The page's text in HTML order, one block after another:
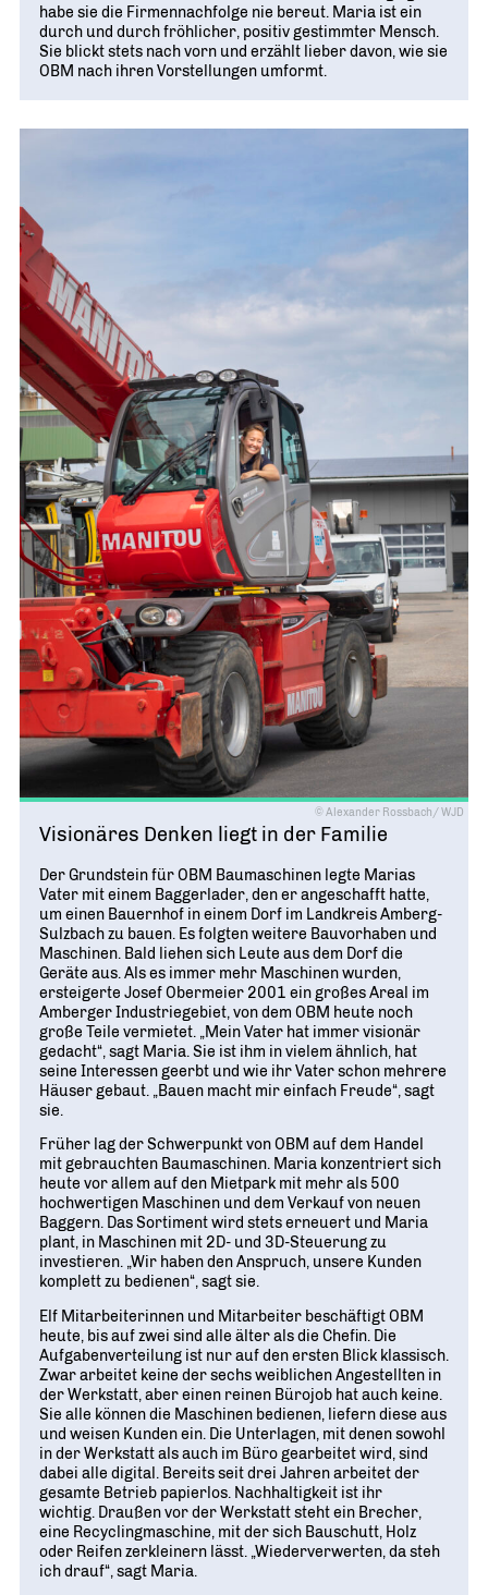
habe sie die Firmennachfolge nie bereut. Maria ist ein
durch und durch fröhlicher, positiv gestimmter Mensch.
Sie blickt stets nach vorn und erzählt lieber davon, wie sie
OBM nach ihren Vorstellungen umformt.
© Alexander Rossbach/ WJD
Visionäres Denken liegt in der Familie
Der Grundstein für OBM Baumaschinen legte Marias
Vater mit einem Baggerlader, den er angeschafft hatte,
um einen Bauernhof in einem Dorf im Landkreis Amberg-
Sulzbach zu bauen. Es folgten weitere Bauvorhaben und
Maschinen. Bald liehen sich Leute aus dem Dorf die
Geräte aus. Als es immer mehr Maschinen wurden,
ersteigerte Josef Obermeier 2001 ein großes Areal im
Amberger Industriegebiet, von dem OBM heute noch
große Teile vermietet. „Mein Vater hat immer visionär
gedacht“, sagt Maria. Sie ist ihm in vielem ähnlich, hat
seine Interessen geerbt und wie ihr Vater schon mehrere
Häuser gebaut. „Bauen macht mir einfach Freude“, sagt
sie.
Früher lag der Schwerpunkt von OBM auf dem Handel
mit gebrauchten Baumaschinen. Maria konzentriert sich
heute vor allem auf den Mietpark mit mehr als 500
hochwertigen Maschinen und dem Verkauf von neuen
Baggern. Das Sortiment wird stets erneuert und Maria
plant, in Maschinen mit 2D- und 3D-Steuerung zu
investieren. „Wir haben den Anspruch, unsere Kunden
komplett zu bedienen“, sagt sie.
Elf Mitarbeiterinnen und Mitarbeiter beschäftigt OBM
heute, bis auf zwei sind alle älter als die Chefin. Die
Aufgabenverteilung ist nur auf den ersten Blick klassisch.
Zwar arbeitet keine der sechs weiblichen Angestellten in
der Werkstatt, aber einen reinen Bürojob hat auch keine.
Sie alle können die Maschinen bedienen, liefern diese aus
und weisen Kunden ein. Die Unterlagen, mit denen sowohl
in der Werkstatt als auch im Büro gearbeitet wird, sind
dabei alle digital. Bereits seit drei Jahren arbeitet der
gesamte Betrieb papierlos. Nachhaltigkeit ist ihr
wichtig. Draußen vor der Werkstatt steht ein Brecher,
eine Recyclingmaschine, mit der sich Bauschutt, Holz
oder Reifen zerkleinern lässt. „Wiederverwerten, da steh
ich drauf“, sagt Maria.